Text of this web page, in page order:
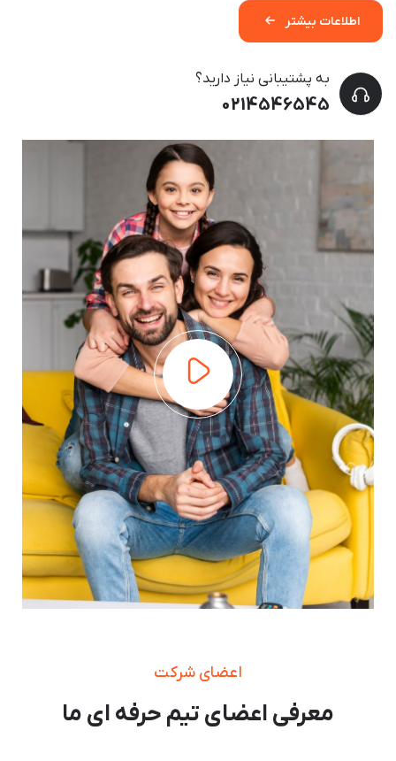
اطلاعات بیشتر
به پشتیبانی نیاز دارید؟
0214546545
اعضای شرکت
معرفی اعضای تیم حرفه ای ما